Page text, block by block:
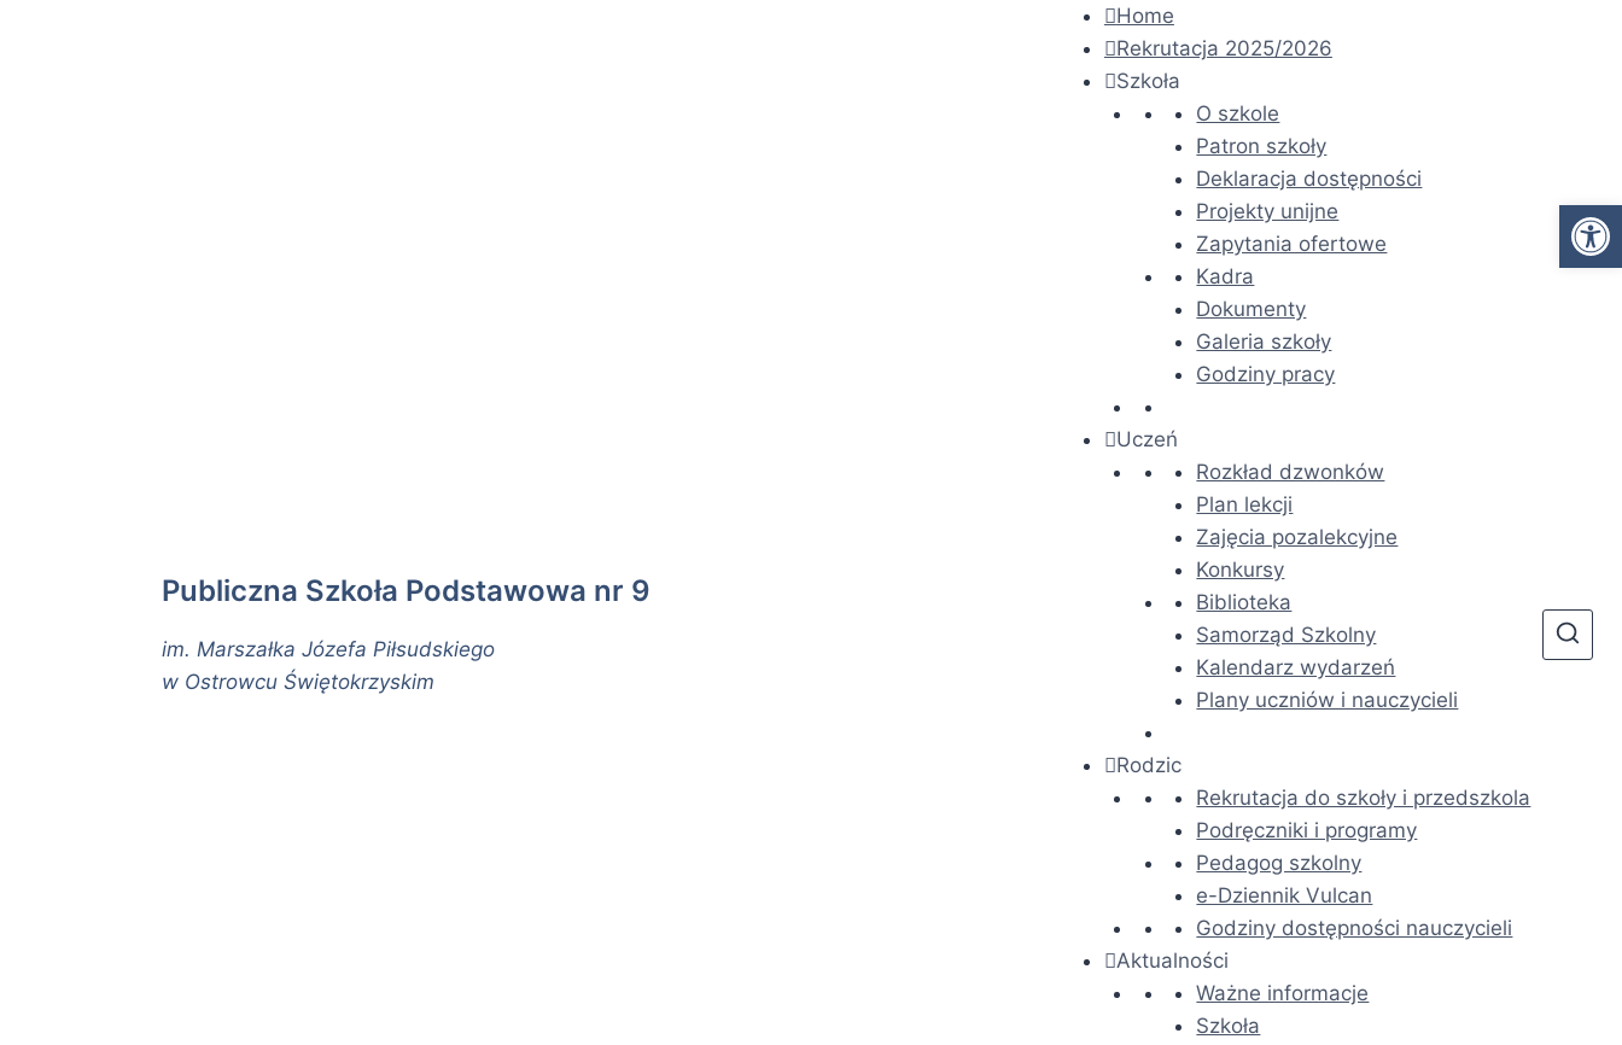
Publiczna Szkoła Podstawowa nr 9
im. Marszałka Józefa Piłsudskiego
w Ostrowcu Świętokrzyskim
Home
Rekrutacja 2025/2026
Szkoła
O szkole
Patron szkoły
Deklaracja dostępności
Projekty unijne
Zapytania ofertowe
Kadra
Dokumenty
Galeria szkoły
Godziny pracy
Uczeń
Rozkład dzwonków
Plan lekcji
Zajęcia pozalekcyjne
Konkursy
Biblioteka
Samorząd Szkolny
Kalendarz wydarzeń
Plany uczniów i nauczycieli
Rodzic
Rekrutacja do szkoły i przedszkola
Podręczniki i programy
Pedagog szkolny
e-Dziennik Vulcan
Godziny dostępności nauczycieli
Aktualności
Ważne informacje
Szkoła